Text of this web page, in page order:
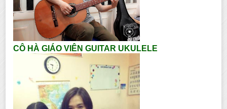
CÔ HÀ GIÁO VIÊN GUITAR UKULELE